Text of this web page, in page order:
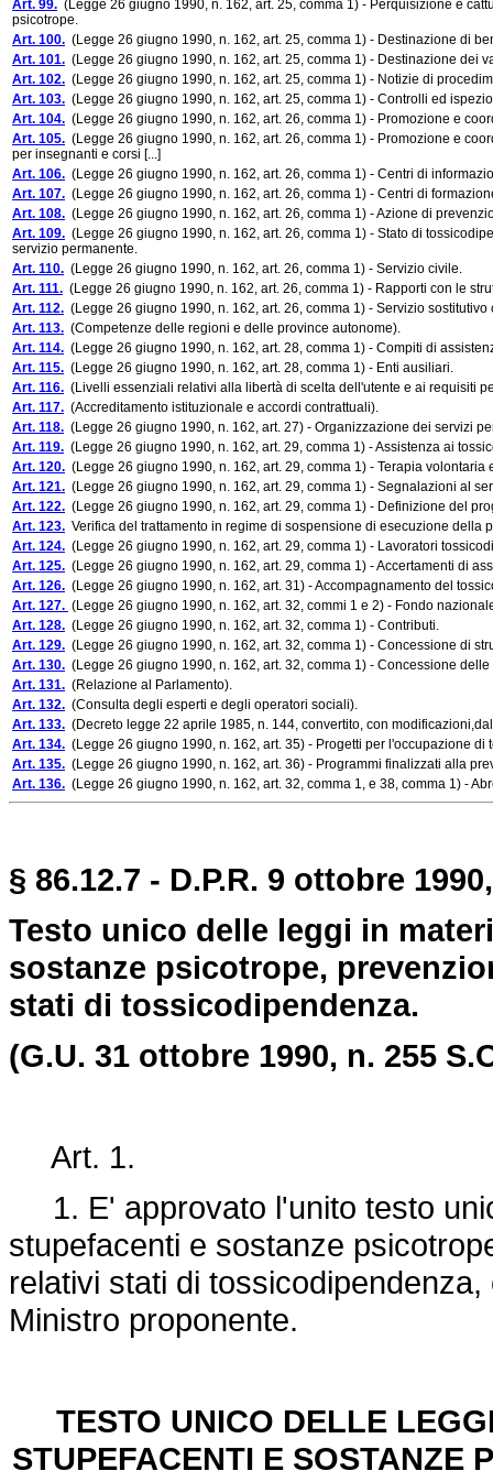
Art. 99. (Legge 26 giugno 1990, n. 162, art. 25, comma 1) - Perquisizione e
psicotrope.
Art. 100. (Legge 26 giugno 1990, n. 162, art. 25, comma 1) - Destinazione di
Art. 101. (Legge 26 giugno 1990, n. 162, art. 25, comma 1) - Destinazione dei
Art. 102. (Legge 26 giugno 1990, n. 162, art. 25, comma 1) - Notizie di
Art. 103. (Legge 26 giugno 1990, n. 162, art. 25, comma 1) - Controlli ed
Art. 104. (Legge 26 giugno 1990, n. 162, art. 26, comma 1) - Promozione e
Art. 105. (Legge 26 giugno 1990, n. 162, art. 26, comma 1) - Promozione e
per insegnanti e corsi [...]
Art. 106. (Legge 26 giugno 1990, n. 162, art. 26, comma 1) - Centri di
Art. 107. (Legge 26 giugno 1990, n. 162, art. 26, comma 1) - Centri di
Art. 108. (Legge 26 giugno 1990, n. 162, art. 26, comma 1) - Azione di
Art. 109. (Legge 26 giugno 1990, n. 162, art. 26, comma 1) - Stato di
servizio permanente.
Art. 110. (Legge 26 giugno 1990, n. 162, art. 26, comma 1) - Servizio civile.
Art. 111. (Legge 26 giugno 1990, n. 162, art. 26, comma 1) - Rapporti con le
Art. 112. (Legge 26 giugno 1990, n. 162, art. 26, comma 1) - Servizio
Art. 113. (Competenze delle regioni e delle province autonome).
Art. 114. (Legge 26 giugno 1990, n. 162, art. 28, comma 1) - Compiti di
Art. 115. (Legge 26 giugno 1990, n. 162, art. 28, comma 1) - Enti ausiliari.
Art. 116. (Livelli essenziali relativi alla libertà di scelta dell'utente e ai requisiti
Art. 117. (Accreditamento istituzionale e accordi contrattuali).
Art. 118. (Legge 26 giugno 1990, n. 162, art. 27) - Organizzazione dei servizi
Art. 119. (Legge 26 giugno 1990, n. 162, art. 29, comma 1) - Assistenza ai
Art. 120. (Legge 26 giugno 1990, n. 162, art. 29, comma 1) - Terapia volontaria
Art. 121. (Legge 26 giugno 1990, n. 162, art. 29, comma 1) - Segnalazioni al
Art. 122. (Legge 26 giugno 1990, n. 162, art. 29, comma 1) - Definizione del
Art. 123. Verifica del trattamento in regime di sospensione di esecuzione della
Art. 124. (Legge 26 giugno 1990, n. 162, art. 29, comma 1) - Lavoratori
Art. 125. (Legge 26 giugno 1990, n. 162, art. 29, comma 1) - Accertamenti di
Art. 126. (Legge 26 giugno 1990, n. 162, art. 31) - Accompagnamento del
Art. 127. (Legge 26 giugno 1990, n. 162, art. 32, commi 1 e 2) - Fondo
Art. 128. (Legge 26 giugno 1990, n. 162, art. 32, comma 1) - Contributi.
Art. 129. (Legge 26 giugno 1990, n. 162, art. 32, comma 1) - Concessione di
Art. 130. (Legge 26 giugno 1990, n. 162, art. 32, comma 1) - Concessione
Art. 131. (Relazione al Parlamento).
Art. 132. (Consulta degli esperti e degli operatori sociali).
Art. 133. (Decreto legge 22 aprile 1985, n. 144, convertito, con
Art. 134. (Legge 26 giugno 1990, n. 162, art. 35) - Progetti per l'occupazione di
Art. 135. (Legge 26 giugno 1990, n. 162, art. 36) - Programmi finalizzati alla
Art. 136. (Legge 26 giugno 1990, n. 162, art. 32, comma 1, e 38, comma 1) -
§ 86.12.7 - D.P.R. 9 ottobre
Testo unico delle leggi in
sostanze psicotrope,
stati di tossicodipendenza.
(G.U. 31 ottobre 1990, n. 255
Art. 1.
1. E' approvato l'unito testo
stupefacenti e sostanze
relativi stati di
Ministro proponente.
TESTO UNICO DELLE
STUPEFACENTI E SOSTANZE